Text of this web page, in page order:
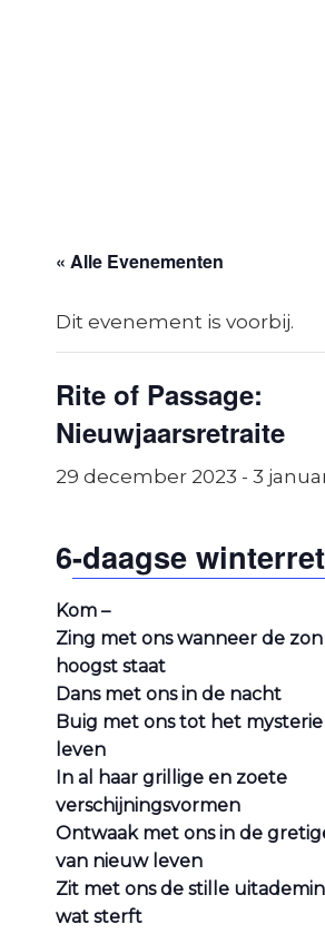
« Alle Evenementen
Dit evenement is voorbij.
Rite of Passage:
Nieuwjaarsretraite
29 december 2023 - 3
6-daagse
Kom –
Zing met ons wanneer de
hoogst staat
Dans met ons in de nacht
Buig met ons tot het
leven
In al haar grillige en zoete
verschijningsvormen
Ontwaak met ons in de
van nieuw leven
Zit met ons de stille
wat sterft